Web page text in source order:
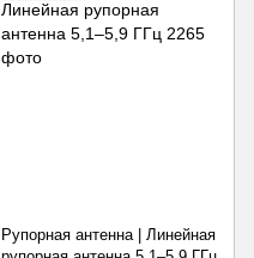
Рупорная антенна | Линейная